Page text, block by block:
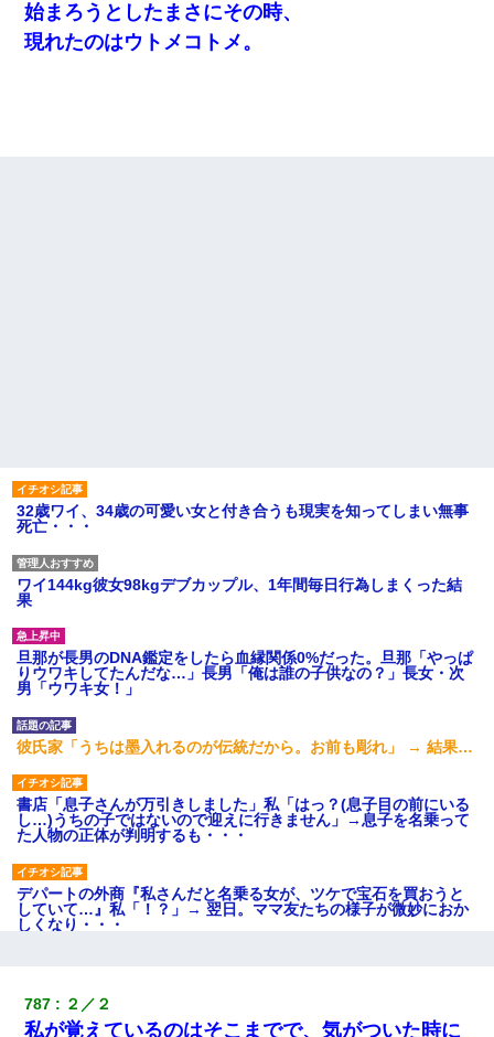
始まろうとしたまさにその時、
現れたのはウトメコトメ。
32歳ワイ、34歳の可愛い女と付き合うも現実を知ってしまい無事
死亡・・・
ワイ144kg彼女98kgデブカップル、1年間毎日行為しまくった結
果
旦那が長男のDNA鑑定をしたら血縁関係0%だった。旦那「やっぱ
りウワキしてたんだな…」長男「俺は誰の子供なの？」長女・次
男「ウワキ女！」
彼氏家「うちは墨入れるのが伝統だから。お前も彫れ」 → 結果…
書店「息子さんが万引きしました」私「はっ？(息子目の前にいる
し…)うちの子ではないので迎えに行きません」→息子を名乗って
た人物の正体が判明するも・・・
デパートの外商『私さんだと名乗る女が、ツケで宝石を買おうと
していて…』私「！？」→ 翌日。ママ友たちの様子が微妙におか
しくなり・・・
ｗｗｗｗｗｗｗ
787 ２／２
私が覚えているのはそこまでで、気がついた時に